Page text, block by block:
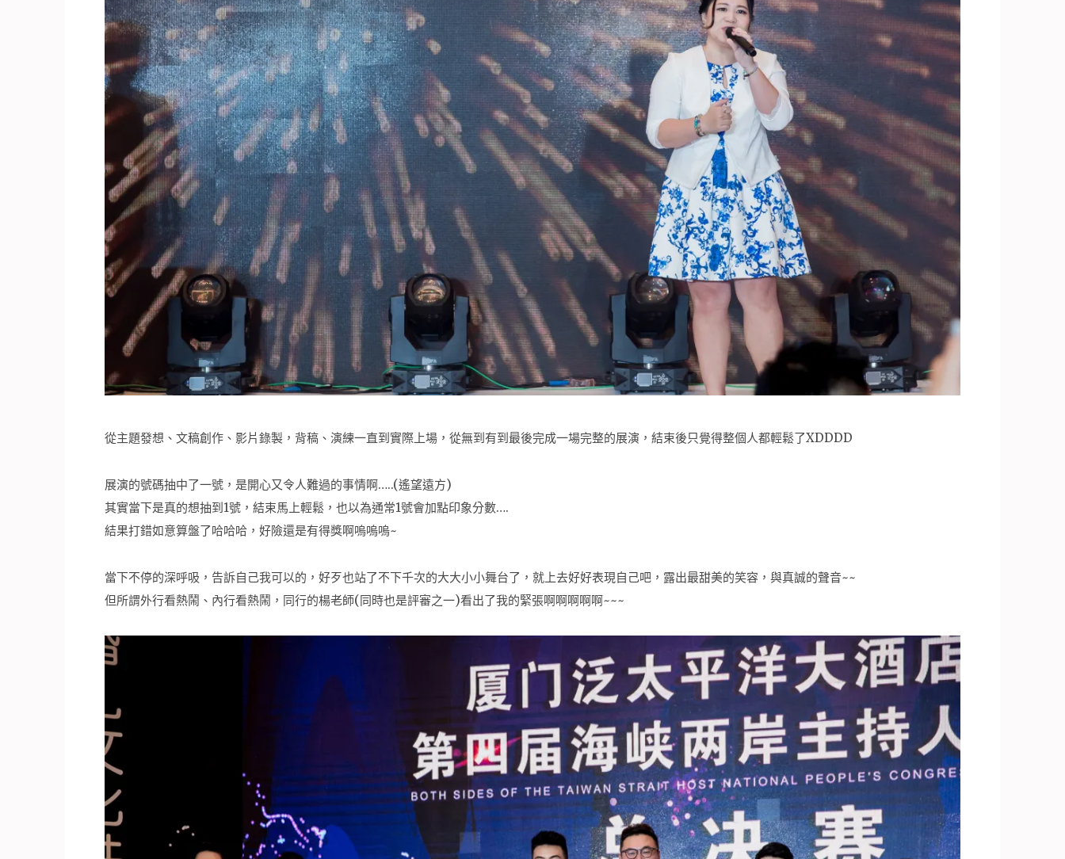
從主題發想、文稿創作、影片錄製，背稿、演練一直到實際上場，從無到有到最後完成一場完整的展演，結束後只覺得整個人都輕鬆了XDDDD
展演的號碼抽中了一號，是開心又令人難過的事情啊…..(遙望遠方)
其實當下是真的想抽到1號，結束馬上輕鬆，也以為通常1號會加點印象分數….
結果打錯如意算盤了哈哈哈，好險還是有得獎啊嗚嗚嗚~
當下不停的深呼吸，告訴自己我可以的，好歹也站了不下千次的大大小小舞台了，就上去好好表現自己吧，露出最甜美的笑容，與真誠的聲音~~
但所謂外行看熱鬧、內行看熱鬧，同行的楊老師(同時也是評審之一)看出了我的緊張啊啊啊啊啊~~~